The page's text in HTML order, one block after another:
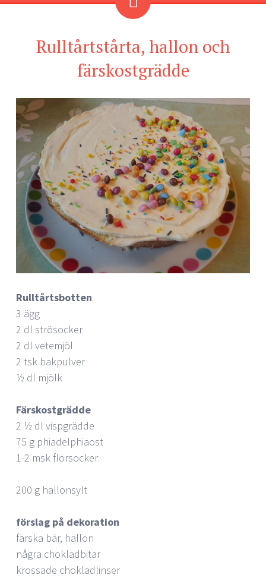
Rulltårtstårta, hallon och
färskostgrädde
Rulltårtsbotten
3 ägg
2 dl strösocker
2 dl vetemjöl
2 tsk bakpulver
½ dl mjölk
Färskostgrädde
2 ½ dl vispgrädde
75 g phiadelphiaost
1-2 msk florsocker
200 g hallonsylt
förslag på dekoration
färska bär, hallon
några chokladbitar
krossade chokladlinser